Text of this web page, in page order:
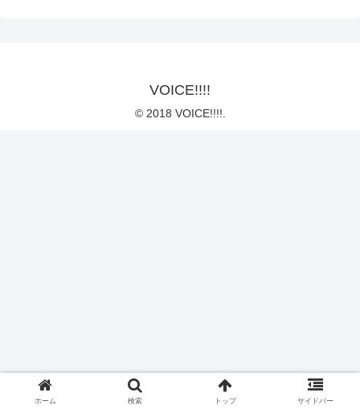
VOICE!!!!
© 2018 VOICE!!!!.
ホーム 検索 トップ サイドバー